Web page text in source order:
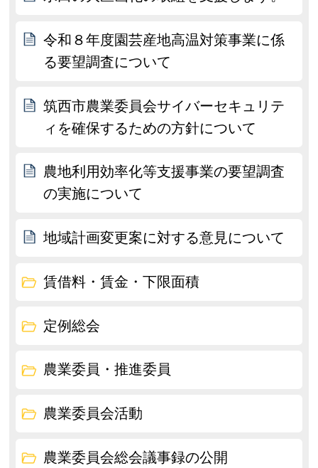
令和８年度園芸産地高温対策事業に係
る要望調査について
筑西市農業委員会サイバーセキュリテ
ィを確保するための方針について
農地利用効率化等支援事業の要望調査
の実施について
地域計画変更案に対する意見について
賃借料・賃金・下限面積
定例総会
農業委員・推進委員
農業委員会活動
農業委員会総会議事録の公開